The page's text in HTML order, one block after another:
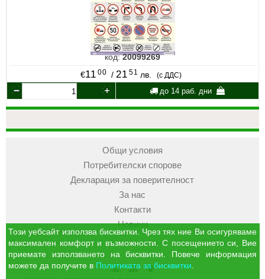
код:20099269
€11 00 /21 51 лв. (с ДДС)
до 14 раб. дни
Общи условия
Потребителски спорове
Декларация за поверителност
За нас
Контакти
Новини
УЧМАГКошница
Профил
Този уебсайт използва бисквитки. Чрез тях ние Ви осигуряваме
максимален комфорт и възможности. С посещението си, Вие
приемате използването на бисквитки. Повече информация
можете да получите в Политиката за бисквитки.